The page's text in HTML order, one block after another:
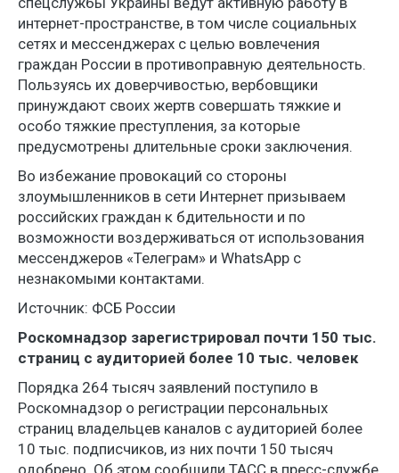
интернет-пространстве, в том числе социальных
сетях и мессенджерах с целью вовлечения
граждан России в противоправную деятельность.
Пользуясь их доверчивостью, вербовщики
принуждают своих жертв совершать тяжкие и
особо тяжкие преступления, за которые
предусмотрены длительные сроки заключения.
Во избежание провокаций со стороны
злоумышленников в сети Интернет призываем
российских граждан к бдительности и по
возможности воздерживаться от использования
мессенджеров «Телеграм» и WhatsApp с
незнакомыми контактами.
Источник: ФСБ России
Роскомнадзор зарегистрировал почти 150 тыс.
страниц с аудиторией более 10 тыс. человек
Порядка 264 тысяч заявлений поступило в
Роскомнадзор о регистрации персональных
страниц владельцев каналов с аудиторией более
10 тыс. подписчиков, из них почти 150 тысяч
одобрено. Об этом сообщили ТАСС в пресс-службе